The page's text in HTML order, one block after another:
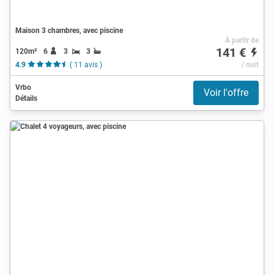
Maison 3 chambres, avec piscine
120m² 6 3
3
4.9
( 11 avis )
À partir de
141 €
/ nuit
Vrbo
Détails
Voir l'offre